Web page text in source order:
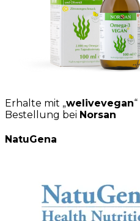
Erhalte mit „welivevegan“
Bestellung bei Norsan
NatuGena